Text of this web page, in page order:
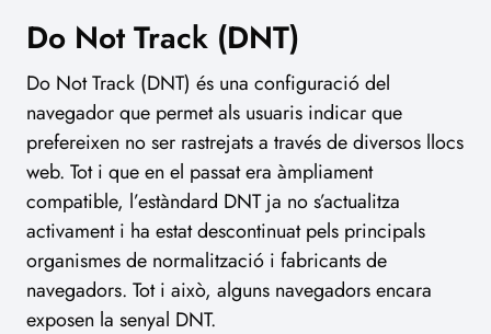
Do Not Track (DNT)
Do Not Track (DNT) és una configuració del
navegador que permet als usuaris indicar que
prefereixen no ser rastrejats a través de diversos llocs
web. Tot i que en el passat era àmpliament
compatible, l’estàndard DNT ja no s’actualitza
activament i ha estat descontinuat pels principals
organismes de normalització i fabricants de
navegadors. Tot i això, alguns navegadors encara
exposen la senyal DNT.